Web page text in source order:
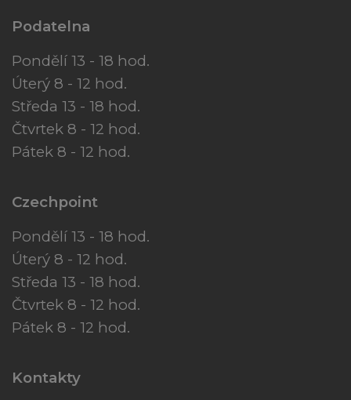
Podatelna
Pondělí 13 - 18 hod.
Úterý 8 - 12 hod.
Středa 13 - 18 hod.
Čtvrtek 8 - 12 hod.
Pátek 8 - 12 hod.
Czechpoint
Pondělí 13 - 18 hod.
Úterý 8 - 12 hod.
Středa 13 - 18 hod.
Čtvrtek 8 - 12 hod.
Pátek 8 - 12 hod.
Kontakty